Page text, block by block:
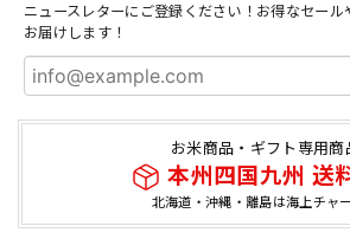
ニュースレターにご登録ください！お得なセール
お届けします！
お米商品・ギフト専用商
本州四国九州 送
北海道・沖縄・離島は海上チャ